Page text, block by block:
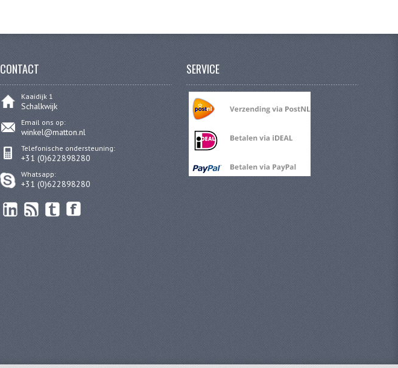
CONTACT
Kaaidijk 1
Schalkwijk
Email ons op:
winkel@matton.nl
Telefonische ondersteuning:
+31 (0)622898280
Whatsapp:
+31 (0)622898280
SERVICE